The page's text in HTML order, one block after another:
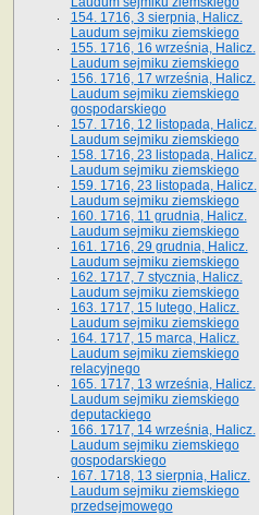
154. 1716, 3 sierpnia, Halicz.
Laudum sejmiku ziemskiego
155. 1716, 16 września, Halicz.
Laudum sejmiku ziemskiego
156. 1716, 17 września, Halicz.
Laudum sejmiku ziemskiego
gospodarskiego
157. 1716, 12 listopada, Halicz.
Laudum sejmiku ziemskiego
158. 1716, 23 listopada, Halicz.
Laudum sejmiku ziemskiego
159. 1716, 23 listopada, Halicz.
Laudum sejmiku ziemskiego
160. 1716, 11 grudnia, Halicz.
Laudum sejmiku ziemskiego
161. 1716, 29 grudnia, Halicz.
Laudum sejmiku ziemskiego
162. 1717, 7 stycznia, Halicz.
Laudum sejmiku ziemskiego
163. 1717, 15 lutego, Halicz.
Laudum sejmiku ziemskiego
164. 1717, 15 marca, Halicz.
Laudum sejmiku ziemskiego
relacyjnego
165. 1717, 13 września, Halicz.
Laudum sejmiku ziemskiego
deputackiego
166. 1717, 14 września, Halicz.
Laudum sejmiku ziemskiego
gospodarskiego
167. 1718, 13 sierpnia, Halicz.
Laudum sejmiku ziemskiego
przedsejmowego